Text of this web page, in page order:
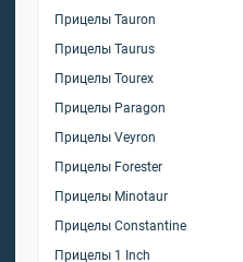
Прицелы Tauron
Прицелы Taurus
Прицелы Tourex
Прицелы Paragon
Прицелы Veyron
Прицелы Forester
Прицелы Minotaur
Прицелы Constantine
Прицелы 1 Inch